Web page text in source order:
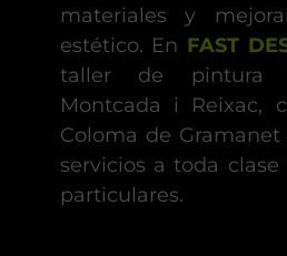
materiales y
estético. En FAST
taller de pintura
Montcada i Reixac,
Coloma de
servicios a toda
particulares.